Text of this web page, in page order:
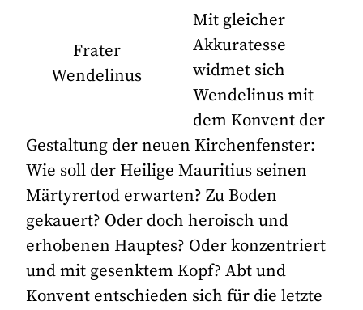
Frater
Wendelinus
Mit gleicher
Akkuratesse
widmet sich
Wendelinus mit
dem Konvent der
Gestaltung der neuen Kirchenfenster:
Wie soll der Heilige Mauritius seinen
Märtyrertod erwarten? Zu Boden
gekauert? Oder doch heroisch und
erhobenen Hauptes? Oder konzentriert
und mit gesenktem Kopf? Abt und
Konvent entschieden sich für die letzte